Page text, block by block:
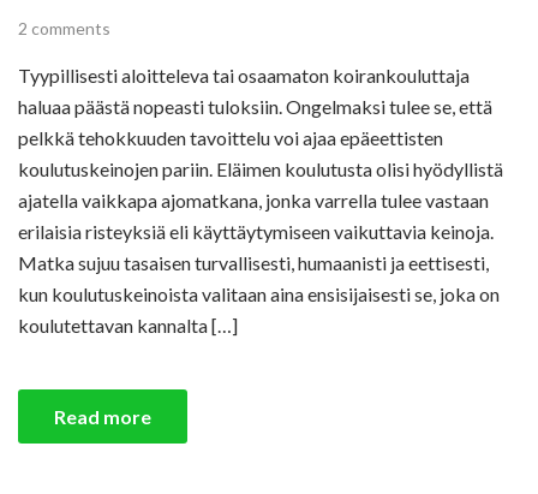
2 comments
Tyypillisesti aloitteleva tai osaamaton koirankouluttaja
haluaa päästä nopeasti tuloksiin. Ongelmaksi tulee se, että
pelkkä tehokkuuden tavoittelu voi ajaa epäeettisten
koulutuskeinojen pariin. Eläimen koulutusta olisi hyödyllistä
ajatella vaikkapa ajomatkana, jonka varrella tulee vastaan
erilaisia risteyksiä eli käyttäytymiseen vaikuttavia keinoja.
Matka sujuu tasaisen turvallisesti, humaanisti ja eettisesti,
kun koulutuskeinoista valitaan aina ensisijaisesti se, joka on
koulutettavan kannalta […]
Read more